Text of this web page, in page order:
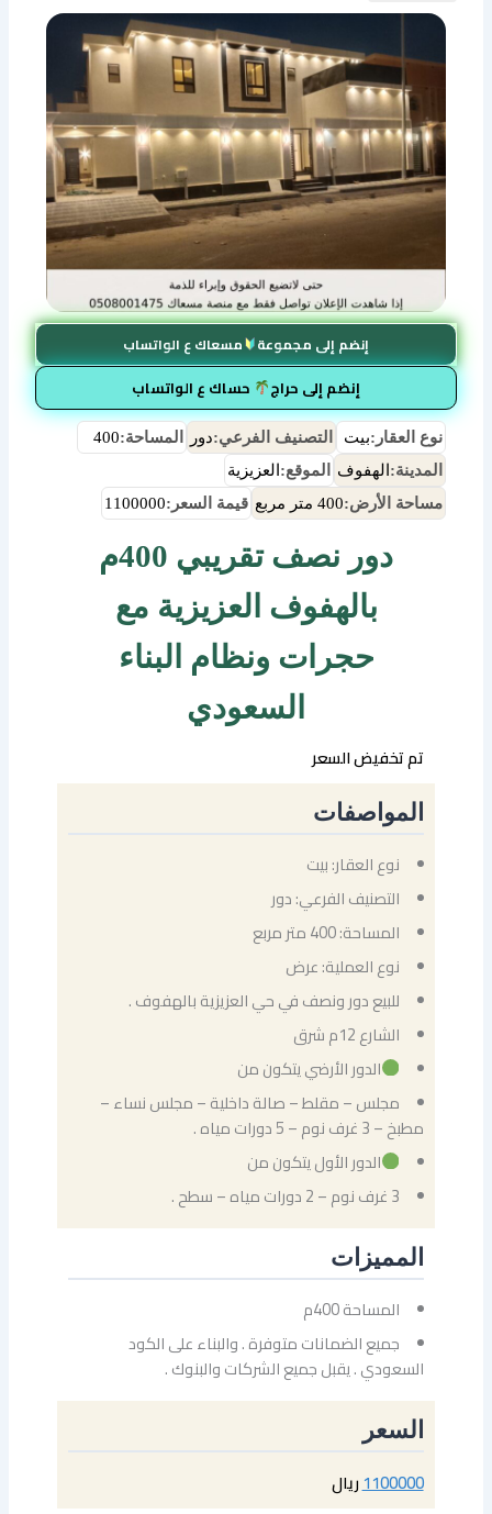
إنضم إلى مجموعة مسعاك ع الواتساب
إنضم إلى حراج حساك ع الواتساب
نوع العقار:بيت التصنيف الفرعي:دور المساحة:400
المدينة:الهفوف الموقع:العزيزية
مساحة الأرض:400 متر مربع قيمة السعر:1100000
دور نصف تقريبي 400م
بالهفوف العزيزية مع
حجرات ونظام البناء
السعودي
تم تخفيض السعر
المواصفات
نوع العقار: بيت
التصنيف الفرعي: دور
المساحة: 400 متر مربع
نوع العملية: عرض
للبيع دور ونصف في حي العزيزية بالهفوف .
الشارع 12م شرق
الدور الأرضي يتكون من
مجلس – مقلط – صالة داخلية – مجلس نساء –
مطبخ – 3 غرف نوم – 5 دورات مياه .
الدور الأول يتكون من
3 غرف نوم – 2 دورات مياه – سطح .
المميزات
المساحة 400م
جميع الضمانات متوفرة . والبناء على الكود
السعودي . يقبل جميع الشركات والبنوك .
السعر
1100000ريال